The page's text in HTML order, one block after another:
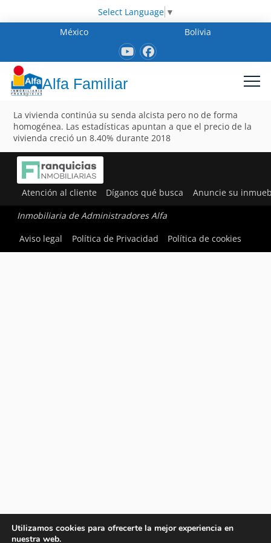
Select Language ▼
México
Bolivia
Alfa Familiar
La vivienda continúa su senda alcista pero no de forma
homogénea. Las estadísticas apuntan a que el precio de la
vivienda creció un 8.40% durante 2018
Atención al cliente Díganos qué busca Anuncie su
Inmobiliaria de Administradores Alfa
Aviso legal
Política de Privacidad Política de cookies
Utilizamos cookies para ofrecerte la mejor experiencia en
nuestra web.